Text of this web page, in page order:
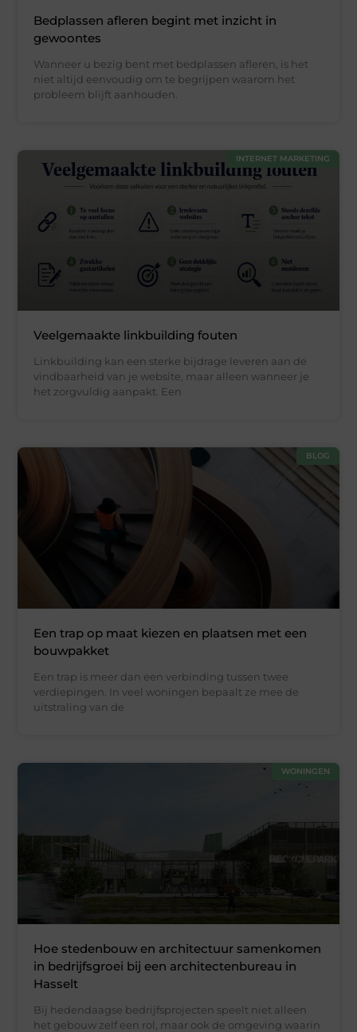
Bedplassen afleren begint met inzicht in
gewoontes
Wanneer u bezig bent met bedplassen afleren, is het
niet altijd eenvoudig om te begrijpen waarom het
probleem blijft aanhouden.
INTERNET MARKETING
Veelgemaakte linkbuilding fouten
Linkbuilding kan een sterke bijdrage leveren aan de
vindbaarheid van je website, maar alleen wanneer je
het zorgvuldig aanpakt. Een
BLOG
Een trap op maat kiezen en plaatsen met een
bouwpakket
Een trap is meer dan een verbinding tussen twee
verdiepingen. In veel woningen bepaalt ze mee de
uitstraling van de
WONINGEN
Hoe stedenbouw en architectuur samenkomen
in bedrijfsgroei bij een architectenbureau in
Hasselt
Bij hedendaagse bedrijfsprojecten speelt niet alleen
het gebouw zelf een rol, maar ook de omgeving waarin